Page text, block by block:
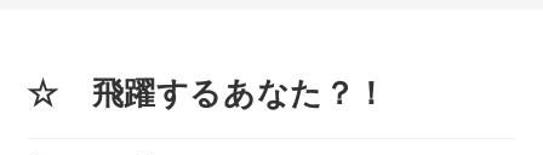
☆ 飛躍するあなた？！